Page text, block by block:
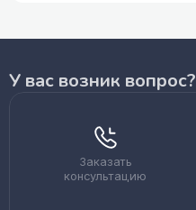
У вас возник вопрос?
Заказать
консультацию